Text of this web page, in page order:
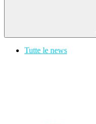
Tutte le news